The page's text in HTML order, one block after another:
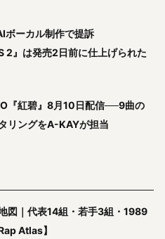
ーカル制作で提訴
2』は発売2日前に仕上げられた
『紅碧』8月10日配信──9曲の
リングをA-KAYが担当
図｜代表14組・若手3組・1989
Atlas】